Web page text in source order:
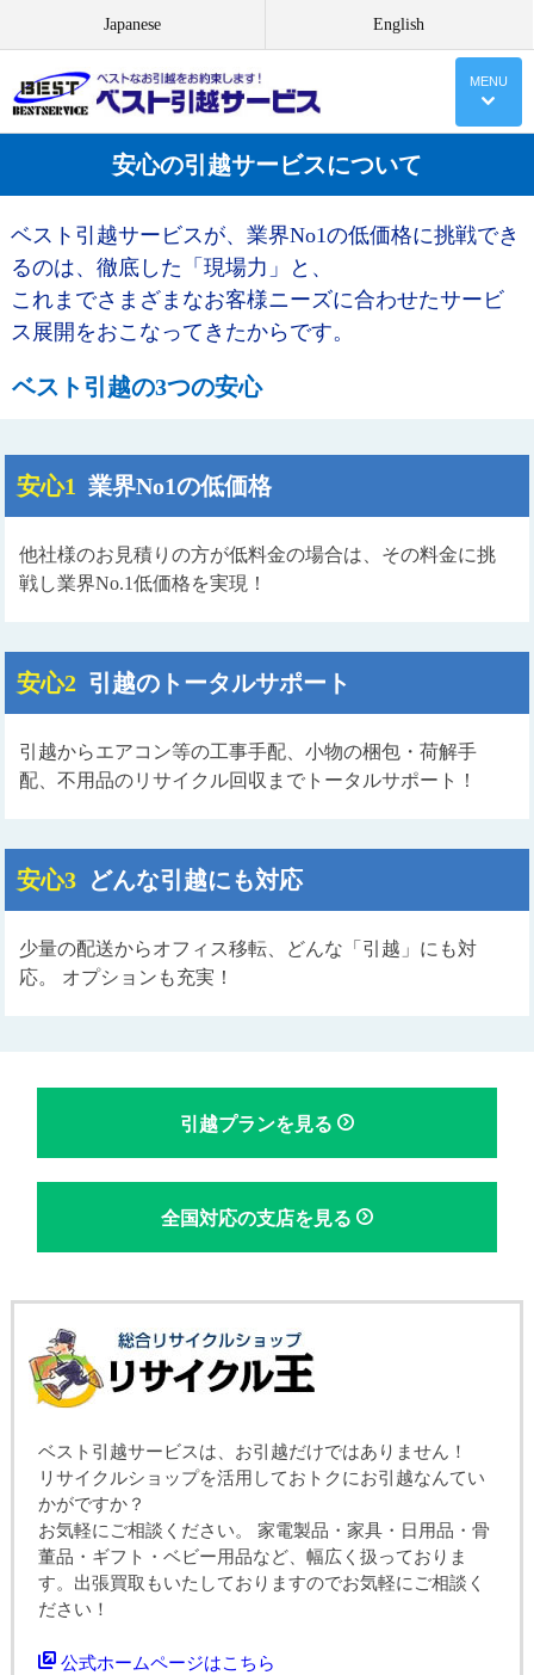
Japanese English
MENU
安心の引越サービスについて
ベスト引越サービスが、業界No1の低価格に挑戦でき
るのは、徹底した「現場力」と、
これまでさまざまなお客様ニーズに合わせたサービ
ス展開をおこなってきたからです。
ベスト引越の3つの安心
安心1 業界No1の低価格
他社様のお見積りの方が低料金の場合は、その料金に挑
戦し業界No.1低価格を実現！
安心2 引越のトータルサポート
引越からエアコン等の工事手配、小物の梱包・荷解手
配、不用品のリサイクル回収までトータルサポート！
安心3 どんな引越にも対応
少量の配送からオフィス移転、どんな「引越」にも対
応。 オプションも充実！
引越プランを見る
全国対応の支店を見る
ベスト引越サービスは、お引越だけではありません！
リサイクルショップを活用しておトクにお引越なんてい
かがですか？
お気軽にご相談ください。 家電製品・家具・日用品・骨
董品・ギフト・ベビー用品など、幅広く扱っておりま
す。出張買取もいたしておりますのでお気軽にご相談く
ださい！
公式ホームページはこちら